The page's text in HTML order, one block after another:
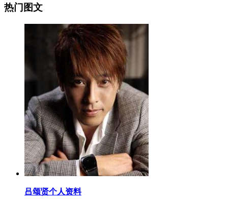
热门图文
​吕颂贤个人资料